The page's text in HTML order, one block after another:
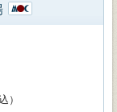
）